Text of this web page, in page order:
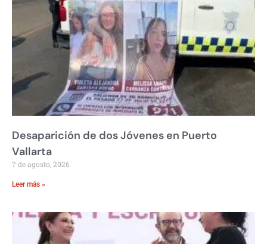
Desaparición de dos Jóvenes en Puerto
Vallarta
7 de agosto, 2026
Leer más »